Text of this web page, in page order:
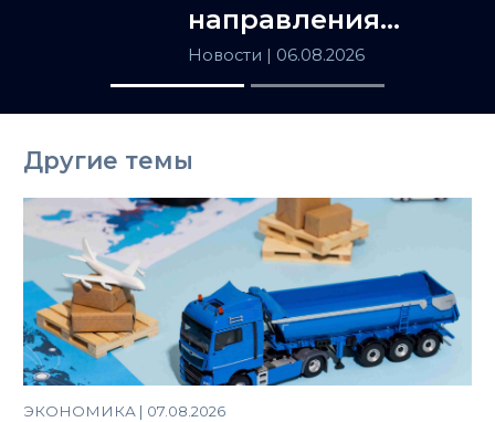
направления
сотрудничества
Астаны и
Ташкента
Новости | 06.08.2026
Другие темы
ЭКОНОМИКА | 07.08.2026